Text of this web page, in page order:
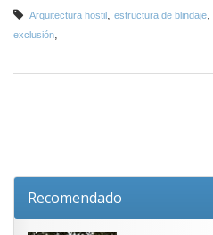
Arquitectura hostil estructura de blindaje
exclusión
Recomendado